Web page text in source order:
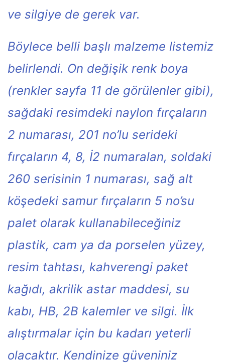
ve silgiye de gerek var.
Böylece belli başlı malzeme listemiz
belirlendi. On değişik renk boya
(renkler sayfa 11 de görülenler gibi),
sağdaki resimdeki naylon fırçaların
2 numarası, 201 no’lu serideki
fırçaların 4, 8, İ2 numaralan, soldaki
260 serisinin 1 numarası, sağ alt
köşedeki samur fırçaların 5 no’su
palet olarak kullanabileceğiniz
plastik, cam ya da porselen yüzey,
resim tahtası, kahverengi paket
kağıdı, akrilik astar maddesi, su
kabı, HB, 2B kalemler ve silgi. İlk
alıştırmalar için bu kadarı yeterli
olacaktır. Kendinize güveniniz